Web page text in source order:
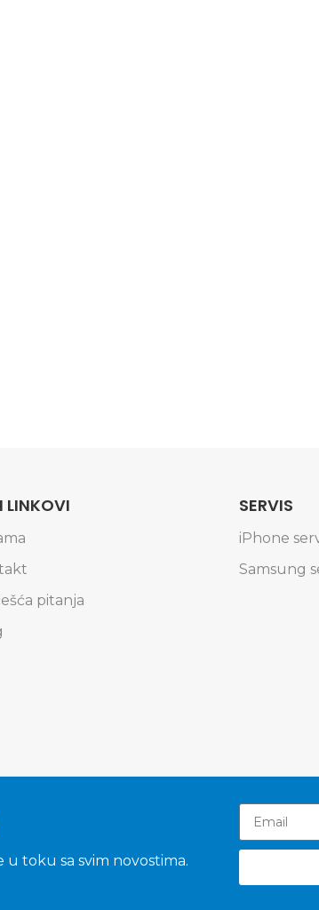
LINKOVI
pitanja
SERVIS
iPhone
Samsung
toku sa svim novostima.